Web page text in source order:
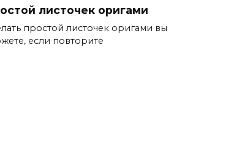
листочек оригами
простой листочек оригами вы
если повторите